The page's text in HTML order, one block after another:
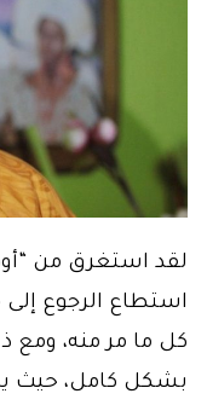
لقد استغرق من
استطاع الرجوع
كل ما مر منه، ومع
بشكل كامل، حيث